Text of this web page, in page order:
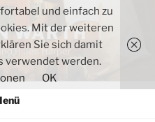
WARTH
Blues Harper
und einfach zu
Mit der weiteren
Sie sich damit
verwendet werden.
OK